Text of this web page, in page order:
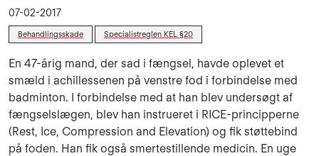
07-02-2017
Behandlingsskade Specialistreglen KEL §20
En 47-årig mand, der sad i fængsel, havde oplevet et
smæld i achillessenen på venstre fod i forbindelse med
badminton. I forbindelse med at han blev undersøgt af
fængselslægen, blev han instrueret i RICE-principperne
(Rest, Ice, Compression and Elevation) og fik støttebind
på foden. Han fik også smertestillende medicin. En uge